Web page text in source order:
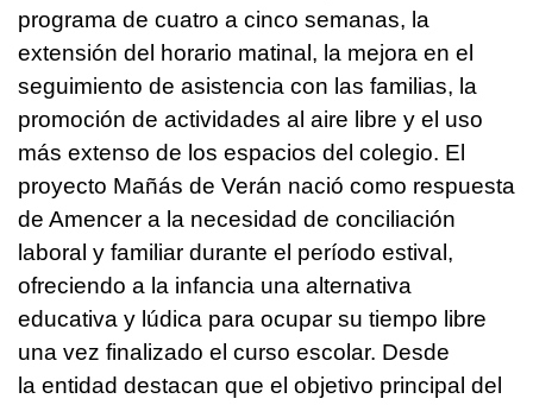
programa de cuatro a cinco semanas, la
extensión del horario matinal, la mejora en el
seguimiento de asistencia con las familias, la
promoción de actividades al aire libre y el uso
más extenso de los espacios del colegio. El
proyecto Mañás de Verán nació como respuesta
de Amencer a la necesidad de conciliación
laboral y familiar durante el período estival,
ofreciendo a la infancia una alternativa
educativa y lúdica para ocupar su tiempo libre
una vez finalizado el curso escolar. Desde
la entidad destacan que el objetivo principal del